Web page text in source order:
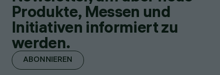
Produkte, Messen und
Initiativen informiert zu
werden.
ABONNIEREN